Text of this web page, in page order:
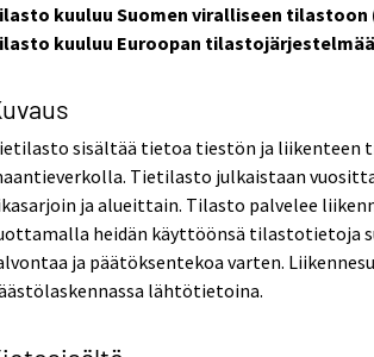
kuuluu Suomen viralliseen tilastoon
kuuluu Euroopan
sisältää tietoa tiestön ja liikenteen
Tietilasto julkaistaan
ja alueittain. Tilasto palvelee
heidän käyttöönsä tilastotietoja
ja päätöksentekoa varten.
lähtötietoina.